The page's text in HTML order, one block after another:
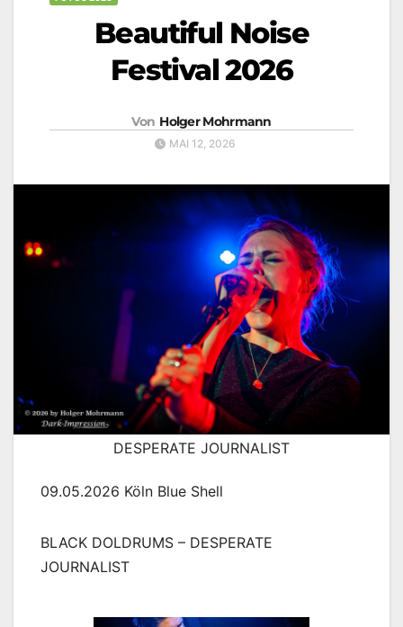
Beautiful Noise
Festival 2026
Von Holger Mohrmann
MAI 12, 2026
DESPERATE JOURNALIST
09.05.2026 Köln Blue Shell
BLACK DOLDRUMS – DESPERATE
JOURNALIST